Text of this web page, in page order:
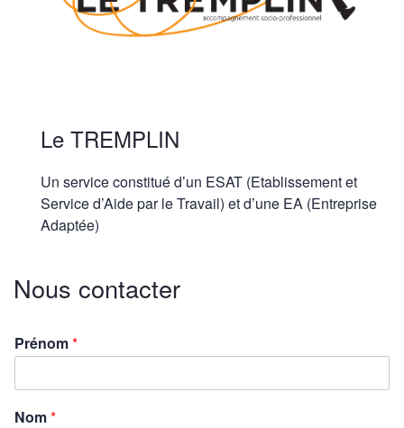
Le TREMPLIN
Un service constitué d’un ESAT (Etablissement et
Service d’Aide par le Travail) et d’une EA (Entreprise
Adaptée)
Nous contacter
Prénom*
Nom*